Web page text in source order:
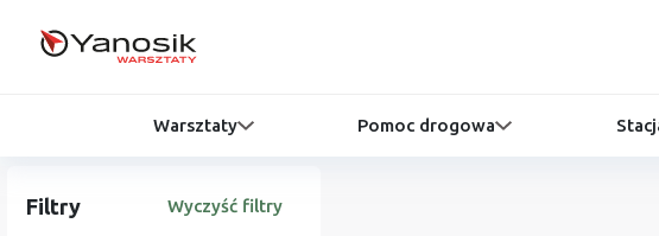
Warsztaty Pomoc drogowa
Filtry Wyczyść filtry